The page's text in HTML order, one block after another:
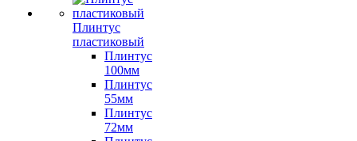
Плинтус
пластиковый
Плинтус
100мм
Плинтус
55мм
Плинтус
72мм